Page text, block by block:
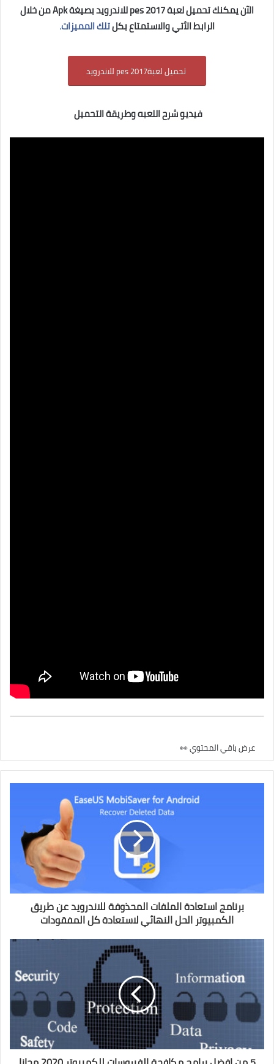
الآن يمكنك تحميل لعبة pes 2017 للاندرويد بصيغة Apk من خلال
الرابط الأتي والاستمتاع بكلتلك المميزات.
تحميل لعبةpes 2017 للاندرويد
فيديو شرح اللعبه وطريقة التحميل
عرض باقي المحتوي 👀
برنامج استعادة الملفات المحذوفة للاندرويد عن طريق
الكمبيوتر الحل النهائي لاستعادة كل المفقودات